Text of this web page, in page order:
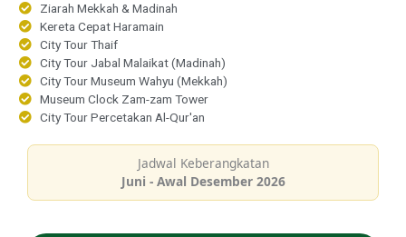
Ziarah Mekkah & Madinah
Kereta Cepat Haramain
City Tour Thaif
City Tour Jabal Malaikat (Madinah)
City Tour Museum Wahyu (Mekkah)
Museum Clock Zam-zam Tower
City Tour Percetakan Al-Qur'an
Jadwal Keberangkatan
Juni - Awal Desember 2026